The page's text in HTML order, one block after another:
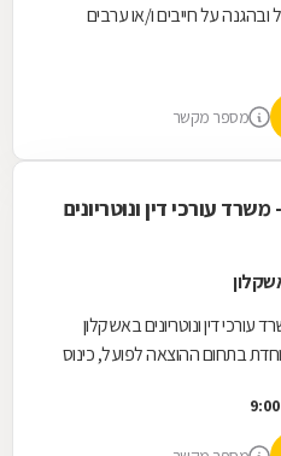
על חייבים ו/או ערבים
מספר מקשר
עורכי דין ונוטריונים
עורכי דין ונוטריונים באשקלון
בתחום ההוצאה לפועל, כינוס